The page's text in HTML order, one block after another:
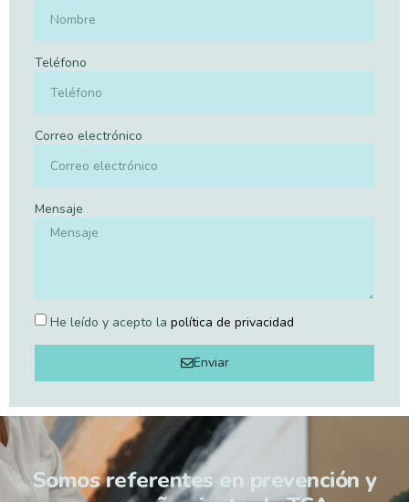
Teléfono
Correo electrónico
Mensaje
He leído y acepto la política de privacidad
Enviar
Somos referentes en prevención y